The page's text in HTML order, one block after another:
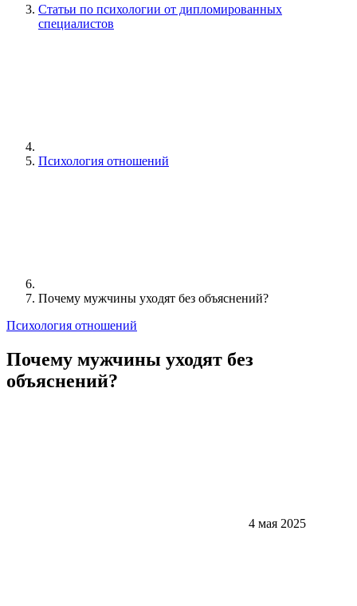
Статьи по психологии от дипломированных
специалистов
Психология отношений
Почему мужчины уходят без объяснений?
Психология отношений
Почему мужчины уходят без
объяснений?
4 мая 2025